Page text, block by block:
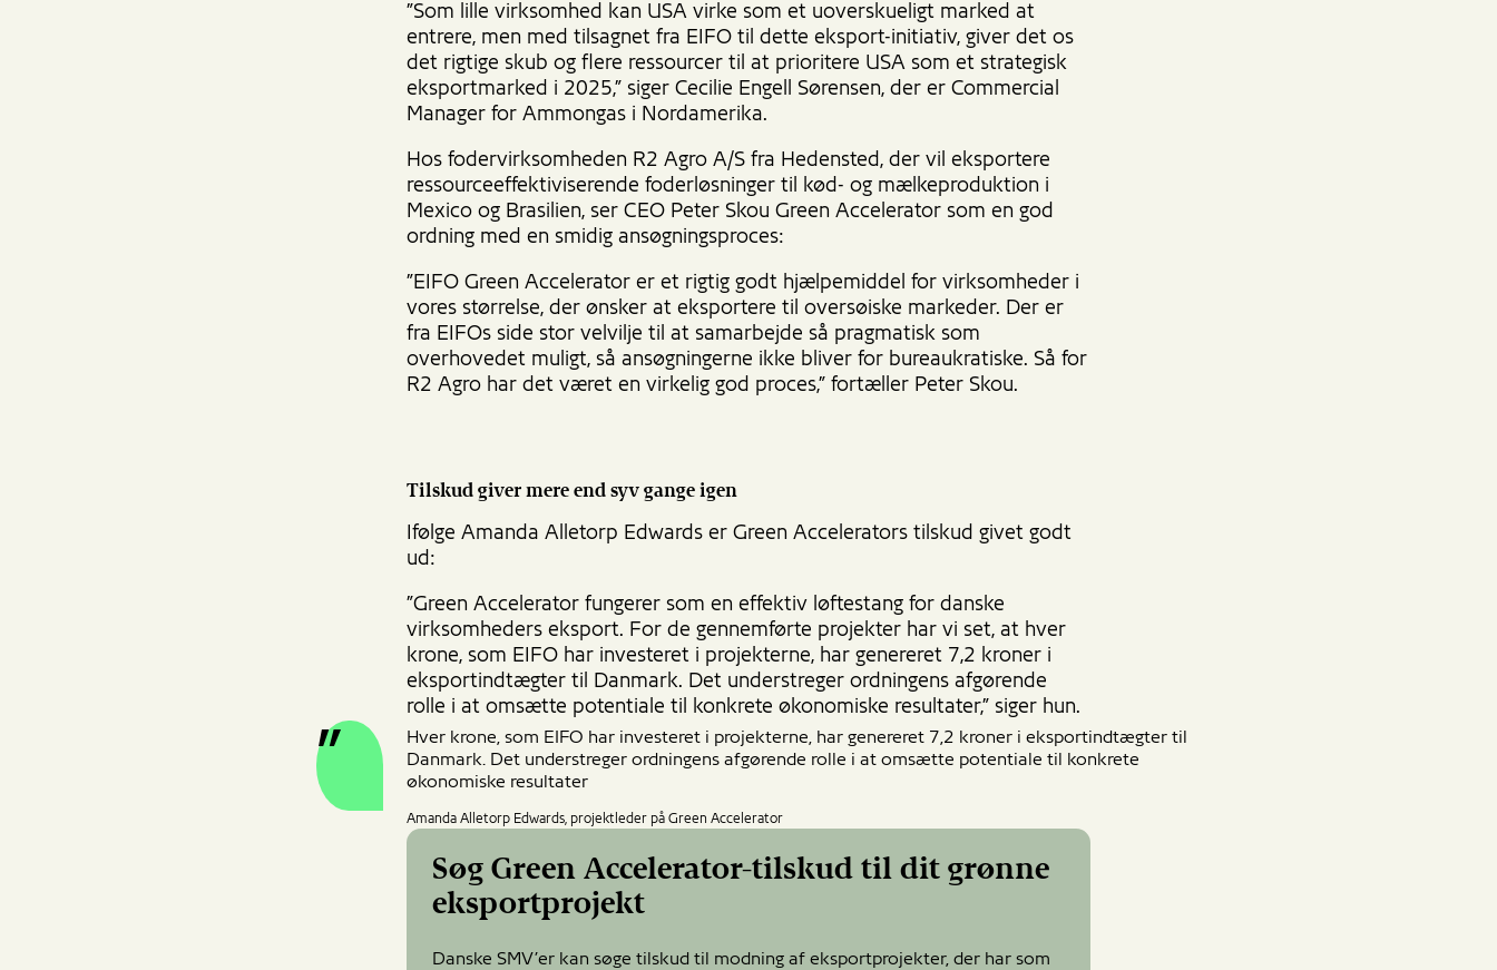
”Som lille virksomhed kan USA virke som et uoverskueligt marked at
entrere, men med tilsagnet fra EIFO til dette eksport-initiativ, giver det os
det rigtige skub og flere ressourcer til at prioritere USA som et strategisk
eksportmarked i 2025,” siger Cecilie Engell Sørensen, der er Commercial
Manager for Ammongas i Nordamerika.
Hos fodervirksomheden R2 Agro A/S fra Hedensted, der vil eksportere
ressourceeffektiviserende foderløsninger til kød- og mælkeproduktion i
Mexico og Brasilien, ser CEO Peter Skou Green Accelerator som en god
ordning med en smidig ansøgningsproces:
”EIFO Green Accelerator er et rigtig godt hjælpemiddel for virksomheder i
vores størrelse, der ønsker at eksportere til oversøiske markeder. Der er
fra EIFOs side stor velvilje til at samarbejde så pragmatisk som
overhovedet muligt, så ansøgningerne ikke bliver for bureaukratiske. Så for
R2 Agro har det været en virkelig god proces,” fortæller Peter Skou.
Tilskud giver mere end syv gange igen
Ifølge Amanda Alletorp Edwards er Green Accelerators tilskud givet godt
ud:
”Green Accelerator fungerer som en effektiv løftestang for danske
virksomheders eksport. For de gennemførte projekter har vi set, at hver
krone, som EIFO har investeret i projekterne, har genereret 7,2 kroner i
eksportindtægter til Danmark. Det understreger ordningens afgørende
rolle i at omsætte potentiale til konkrete økonomiske resultater,” siger hun.
Hver krone, som EIFO har investeret i projekterne, har genereret 7,2 kroner i eksportindtægter til
Danmark. Det understreger ordningens afgørende rolle i at omsætte potentiale til konkrete
økonomiske resultater
Amanda Alletorp Edwards, projektleder på Green Accelerator
Søg Green Accelerator-tilskud til dit grønne
eksportprojekt
Danske SMV’er kan søge tilskud til modning af eksportprojekter, der har som